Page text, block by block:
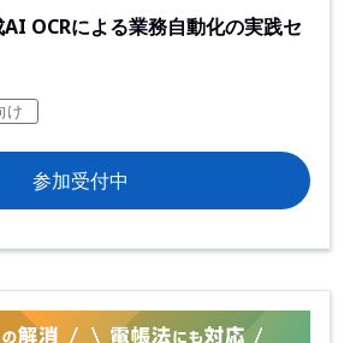
OCRによる業務自動化の実践セ
け
参加受付中